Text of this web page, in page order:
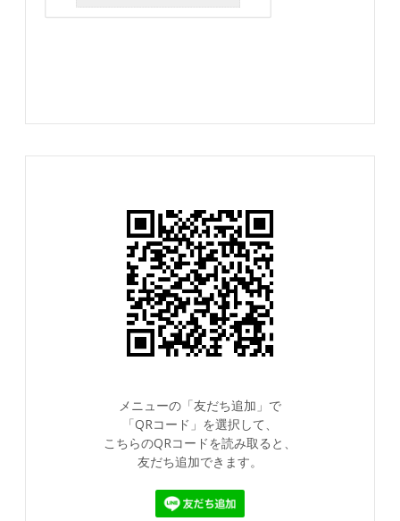
メニューの「友だち追加」で
「QRコード」を選択して、
こちらのQRコードを読み取ると、
友だち追加できます。